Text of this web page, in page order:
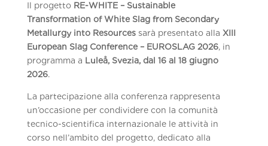
Il progetto RE-WHITE – Sustainable
Transformation of White Slag from Secondary
Metallurgy into Resourcessarà presentato alla XIII
European Slag Conference – EUROSLAG 2026, in
programma a Luleå, Svezia, dal 16 al 18 giugno
2026.
La partecipazione alla conferenza rappresenta
un’occasione per condividere con la comunità
tecnico-scientifica internazionale le attività in
corso nell’ambito del progetto, dedicato alla